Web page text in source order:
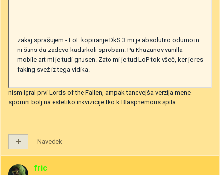
zakaj sprašujem - LoF kopiranje DkS 3 mi je absolutno odurno in
ni šans da zadevo kadarkoli sprobam. Pa Khazanov vanilla
mobile art mi je tudi gnusen. Zato mi je tud LoP tok všeč, ker je res
faking svež iz tega vidika.
nism igral prvi Lords of the Fallen, ampak tanovejša verzija mene
spomni bolj na estetiko inkvizicije tko k Blasphemous špila
Navedek
fric